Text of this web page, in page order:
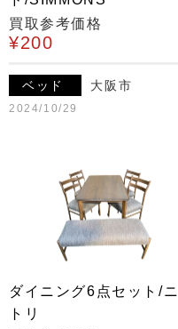
買取参考価格
¥200
ベッド 大阪市
2024/10/29
ダイニング6点セット/ニ
トリ